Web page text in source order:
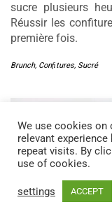
sucre plusieurs
Réussir les
première fois.
Brunch, Conﬁtures, Sucré
We use cookies on
relevant experience
repeat visits. By
use of cookies.
settings ACCEPT